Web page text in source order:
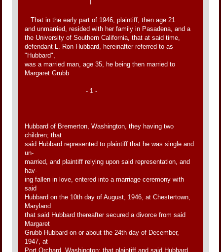
That in the early part of 1946, plaintiff, then age 21
and unmarried, resided with her family in Pasadena, and a
the University of Southern California, that at said time,
defendant L. Ron Hubbard, hereinafter referred to as
"Hubbard",
was a married man, age 35, he being then married to
Margaret Grubb
- 1 -
Hubbard of Bremerton, Washington, they having two
children; that
said Hubbard represented to plaintiff that he was single and
un-
married, and plaintiff relying upon said representation, and
hav-
ing fallen in love, entered into a marriage ceremony with
said
Hubbard on the 10th day of August, 1946, at Chestertown,
Maryland
that said Hubbard thereafter secured a divorce from said
Margaret
Grubb Hubbard on or about the 24th day of December,
1947, at
Port Orchard, Washington; that plaintiff and said Hubbard